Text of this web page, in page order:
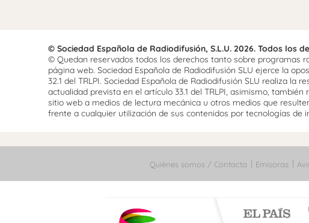
© Sociedad Española de Radiodifusión, S.L.U. 2026. Todos los
© Quedan reservados todos los derechos tanto sobre programas
página web. Sociedad Española de Radiodifusión SLU ejerce la
32.1 del TRLPI. Sociedad Española de Radiodifusión SLU realiza
actualidad prevista en el artículo 33.1 del TRLPI, asimismo,
sitio web a medios de lectura mecánica u otros medios que
frente a cualquier utilización de sus contenidos por tecnologías de
Quiénes somos / Contacta Emisoras